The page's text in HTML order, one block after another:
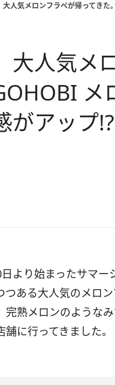
大人気メロンフラペが帰ってき
大人気メ
メ
がアップ!?
より始まったサマー
つある大人気のメロ
完熟メロンのような
に行ってきました。